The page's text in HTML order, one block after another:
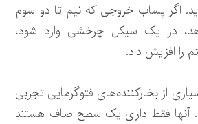
اگر پساب خروجی که نیم تا دو سوم
در یک سیکل چرخشی وارد شود،
را افزایش داد.
از بخارکننده‌های فتوگرمایی تجربی
آنها فقط دارای یک سطح صاف هستند